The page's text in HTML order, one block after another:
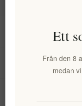
Ett
Från den 8
medan